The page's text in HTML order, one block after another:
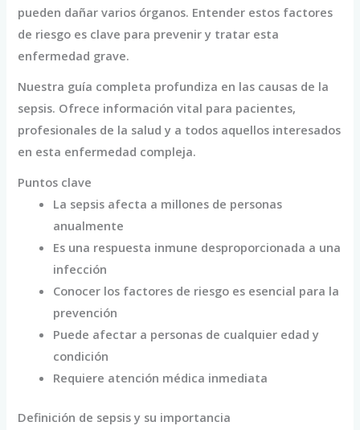
pueden dañar varios órganos. Entender estos factores
de riesgo es clave para prevenir y tratar esta
enfermedad grave.
Nuestra guía completa profundiza en las causas de la
sepsis. Ofrece información vital para pacientes,
profesionales de la salud y a todos aquellos interesados
en esta enfermedad compleja.
Puntos clave
La sepsis afecta a millones de personas
anualmente
Es una respuesta inmune desproporcionada a una
infección
Conocer los factores de riesgo es esencial para la
prevención
Puede afectar a personas de cualquier edad y
condición
Requiere atención médica inmediata
Definición de sepsis y su importancia